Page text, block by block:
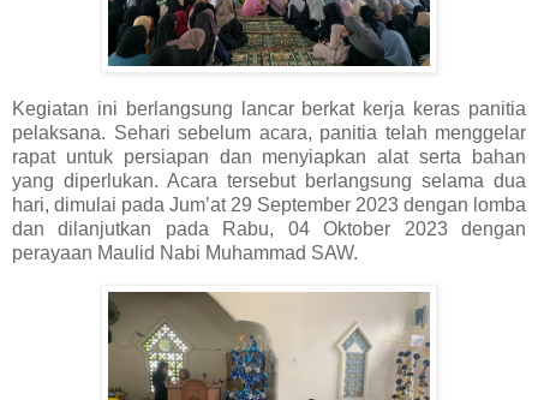
Kegiatan ini berlangsung lancar berkat kerja keras panitia
pelaksana. Sehari sebelum acara, panitia telah menggelar
rapat untuk persiapan dan menyiapkan alat serta bahan
yang diperlukan. Acara tersebut berlangsung selama dua
hari, dimulai pada Jum’at 29 September 2023 dengan lomba
dan dilanjutkan pada Rabu, 04 Oktober 2023 dengan
perayaan Maulid Nabi Muhammad SAW.